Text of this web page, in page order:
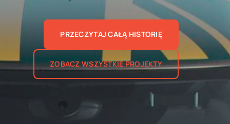
PRZECZYTAJ CAŁĄ HISTORIĘ
ZOBACZ WSZYSTKIE PROJEKTY